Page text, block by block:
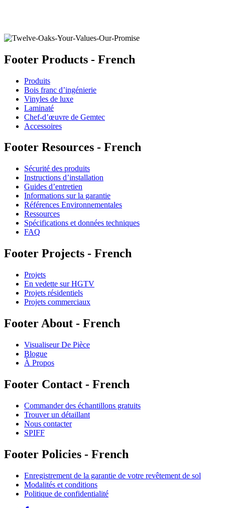
Footer Products - French
Produits
Bois franc d’ingénierie
Vinyles de luxe
Laminaté
Chef-d’œuvre de Gemtec
Accessoires
Footer Resources - French
Sécurité des produits
Instructions d’installation
Guides d’entretien
Informations sur la garantie
Références Environnementales
Ressources
Spécifications et données techniques
FAQ
Footer Projects - French
Projets
En vedette sur HGTV
Projets résidentiels
Projets commerciaux
Footer About - French
Visualiseur De Pièce
Blogue
À Propos
Footer Contact - French
Commander des échantillons gratuits
Trouver un détaillant
Nous contacter
SPIFF
Footer Policies - French
Enregistrement de la garantie de votre revêtement de sol
Modalités et conditions
Politique de confidentialité